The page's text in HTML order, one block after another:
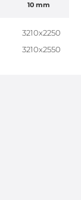
10 mm
3210x2250
3210x2550